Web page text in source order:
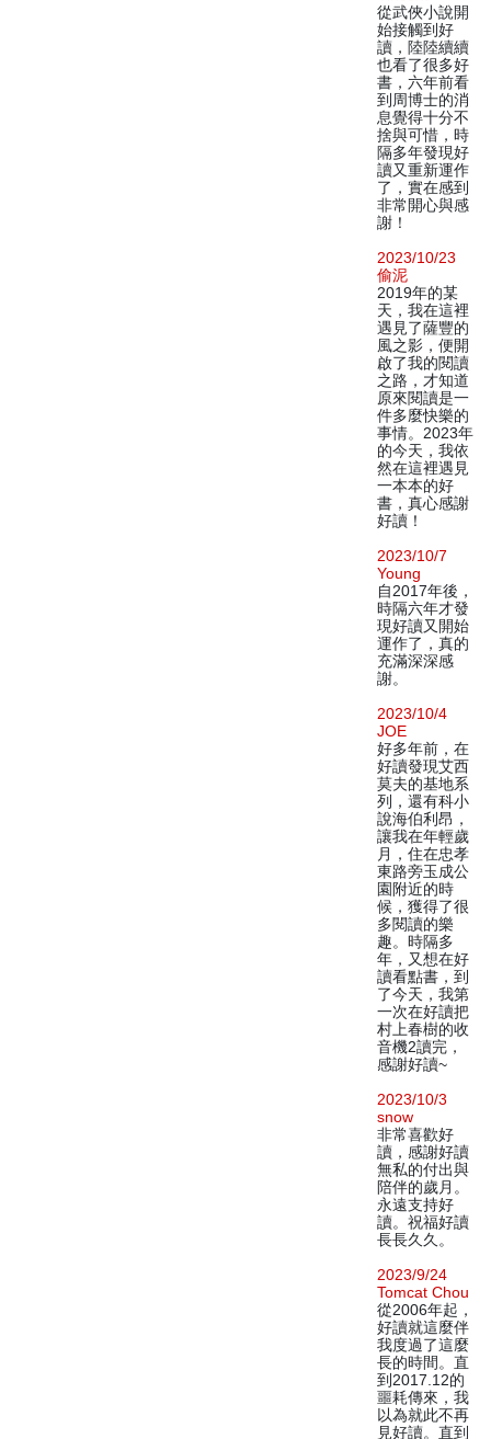
從武俠小說開
始接觸到好
讀，陸陸續續
也看了很多好
書，六年前看
到周博士的消
息覺得十分不
捨與可惜，時
隔多年發現好
讀又重新運作
了，實在感到
非常開心與感
謝！
2023/10/23
偷泥
2019年的某
天，我在這裡
遇見了薩豐的
風之影，便開
啟了我的閱讀
之路，才知道
原來閱讀是一
件多麼快樂的
事情。2023年
的今天，我依
然在這裡遇見
一本本的好
書，真心感謝
好讀！
2023/10/7
Young
自2017年後，
時隔六年才發
現好讀又開始
運作了，真的
充滿深深感
謝。
2023/10/4
JOE
好多年前，在
好讀發現艾西
莫夫的基地系
列，還有科小
說海伯利昂，
讓我在年輕歲
月，住在忠孝
東路旁玉成公
園附近的時
候，獲得了很
多閱讀的樂
趣。時隔多
年，又想在好
讀看點書，到
了今天，我第
一次在好讀把
村上春樹的收
音機2讀完，
感謝好讀~
2023/10/3
snow
非常喜歡好
讀，感謝好讀
無私的付出與
陪伴的歲月。
永遠支持好
讀。祝福好讀
長長久久。
2023/9/24
Tomcat Chou
從2006年起，
好讀就這麼伴
我度過了這麼
長的時間。直
到2017.12的
噩耗傳來，我
以為就此不再
見好讀。直到